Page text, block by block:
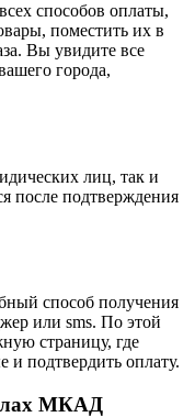
способов оплаты,
поместить их в
Вы увидите все
города,
лиц, так и
после подтверждения
способ получения
или sms. По этой
страницу, где
и подтвердить оплату.
МКАД